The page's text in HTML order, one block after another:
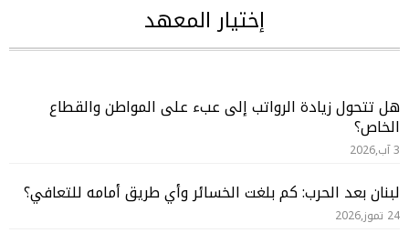
إختيار المعهد
هل تتحول زيادة الرواتب إلى عبء على المواطن والقطاع
الخاص؟
3 آب,2026
لبنان بعد الحرب: كم بلغت الخسائر وأي طريق أمامه للتعافي؟
24 تموز,2026